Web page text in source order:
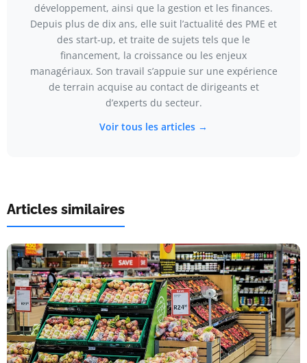
développement, ainsi que la gestion et les finances.
Depuis plus de dix ans, elle suit l’actualité des PME et
des start-up, et traite de sujets tels que le
financement, la croissance ou les enjeux
managériaux. Son travail s’appuie sur une expérience
de terrain acquise au contact de dirigeants et
d’experts du secteur.
Voir tous les articles →
Articles similaires